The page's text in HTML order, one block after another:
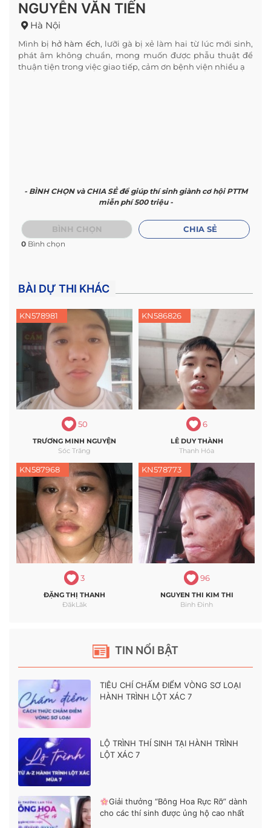
TIN NỔI BẬT
TIÊU CHÍ CHẤM ĐIỂM VÒNG SƠ LOẠI
HÀNH TRÌNH LỘT XÁC 7
LỘ TRÌNH THÍ SINH TẠI HÀNH TRÌNH
LỘT XÁC 7
Giải thưởng “Bông Hoa Rực Rỡ” dành
cho các thí sinh được ủng hộ cao nhất
NGUYỄN VĂN TIẾN
Hà Nội
Mình bị hở hàm ếch, lưỡi gà bị xẻ làm hai từ lúc mới sinh,
phát âm không chuẩn, mong muốn được phẫu thuật để
thuận tiện trong việc giao tiếp, cảm ơn bệnh viện nhiều ạ
- BÌNH CHỌN và CHIA SẺ để giúp thí sinh giành cơ hội PTTM
miễn phí 500 triệu -
BÌNH CHỌN
0 Bình chọn
CHIA SẺ
BÀI DỰ THI KHÁC
KN578981
50
TRƯƠNG MINH NGUYỆN
Sóc Trăng
KN586826
6
LÊ DUY THÀNH
Thanh Hóa
KN587968
3
ĐẶNG THỊ THANH
ĐăkLăk
KN578773
96
NGUYEN THI KIM THI
Binh Đinh